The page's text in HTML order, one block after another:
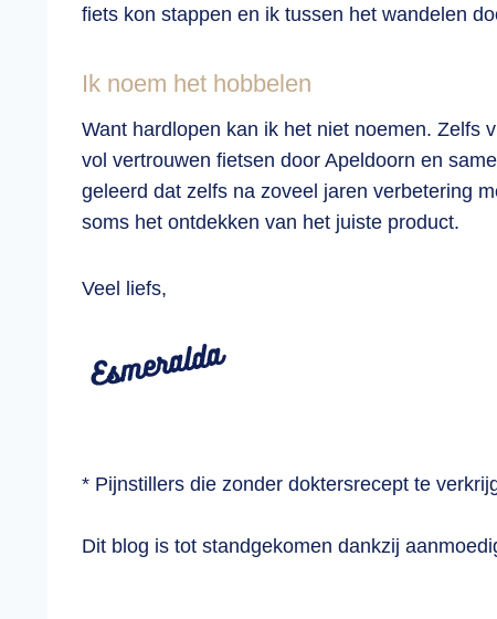
fiets kon stappen en ik tussen het wandelen
Ik noem het hobbelen
Want hardlopen kan ik het niet noemen. Zelfs
vol vertrouwen fietsen door Apeldoorn en
geleerd dat zelfs na zoveel jaren verbetering
soms het ontdekken van het juiste product.
Veel liefs,
* Pijnstillers die zonder doktersrecept te
Dit blog is tot standgekomen dankzij